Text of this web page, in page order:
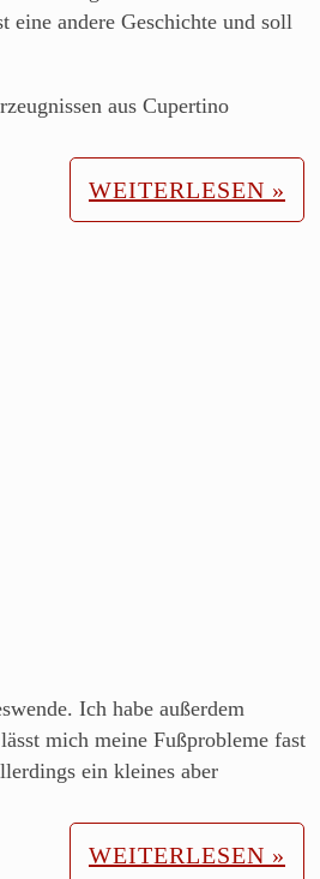
eine andere Geschichte und soll
aus Cupertino
WEITERLESEN »
Ich habe außerdem
lässt mich meine Fußprobleme fast
ein kleines aber
WEITERLESEN »